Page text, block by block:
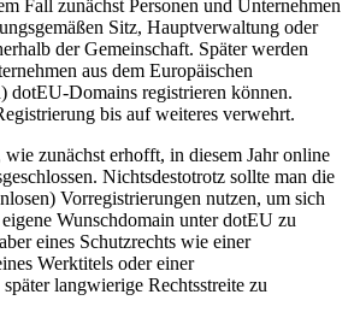
Fall zunächst Personen und Unternehmen
Sitz, Hauptverwaltung oder
der Gemeinschaft. Später werden
aus dem Europäischen
dotEU-Domains registrieren können.
bis auf weiteres verwehrt.
zunächst erhofft, in diesem Jahr online
Nichtsdestotrotz sollte man die
Vorregistrierungen nutzen, um sich
Wunschdomain unter dotEU zu
eines Schutzrechts wie einer
Werktitels oder einer
langwierige Rechtsstreite zu